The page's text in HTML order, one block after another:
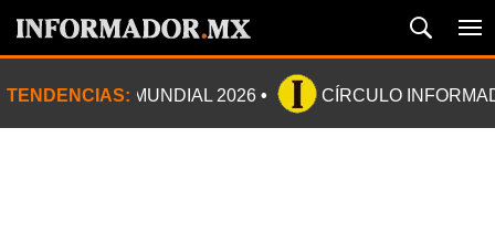
TENDENCIAS: MUNDIAL 2026 CÍRCULO